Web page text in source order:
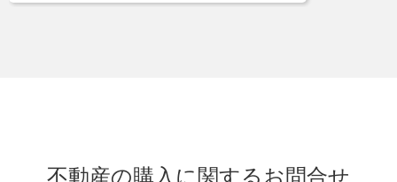
不動産の購入に関するお問合せ